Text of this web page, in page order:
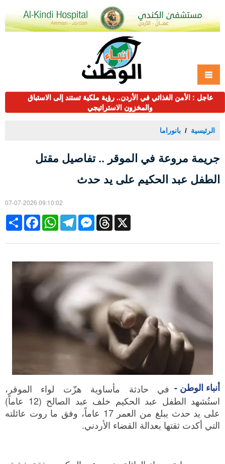
عاجل : الأمن الغذائي في الأردن.. رؤية ملكية تستند إلى الاستباق
والمخزون الاستراتيجي
الرئيسية بانوراما
جريمة مروعة في الموقر .. تفاصيل مقتل
الطفل عبد الحكيم على يد حدث
07-07-2026 09:10:02
Share
FacebookWhatsAppTelegramMessengerThreads X
أنباء الوطن - في حادثة مأساوية هزّت لواء الموقر،
استُشهد الطفل عبد الحكيم خلف عبد الصالح (12 عاماً)
على يد حدث يبلغ من العمر 17 عاماً، وفق ما روت عائلته
التي أكدت ثقتها بعدالة القضاء الأردني.